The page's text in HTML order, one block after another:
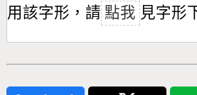
用該字形，請 點我 見字形